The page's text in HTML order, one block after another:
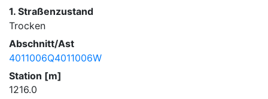
1. Straßenzustand
Trocken
Abschnitt/Ast
4011006Q4011006W
Station [m]
1216.0